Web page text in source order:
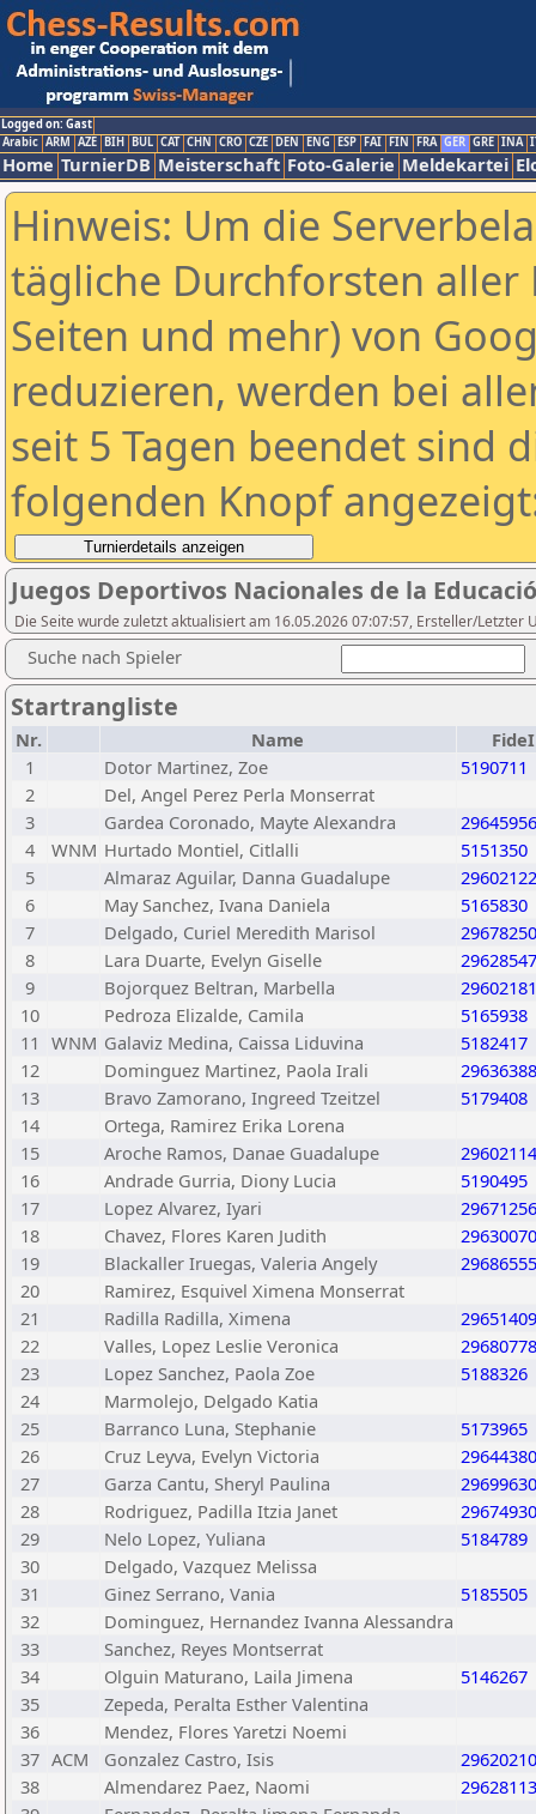
Logged on: Gast
Arabic ARM AZE BIH BUL CAT CHN CRO CZE DEN ENG ESP FAI FIN FRA GER GRE INA
Home TurnierDB Meisterschaft Foto-Galerie Meldekartei
Hinweis: Um die
tägliche Durchforsten aller
Seiten und mehr) von
reduzieren, werden bei
seit 5 Tagen beendet sind
folgenden Knopf
Juegos Deportivos Nacionales de la
Die Seite wurde zuletzt aktualisiert am 16.05.2026 07:07:57, Ersteller/Letzter
Suche nach Spieler
Startrangliste
Nr. Name
1
Dotor Martinez, Zoe
5190711
2
Del, Angel Perez Perla Monserrat
3
Gardea Coronado, Mayte Alexandra
29645956
4
WNM Hurtado Montiel, Citlalli
5151350
5
Almaraz Aguilar, Danna Guadalupe
29602122
6
May Sanchez, Ivana Daniela
5165830
7
Delgado, Curiel Meredith Marisol
29678250
8
Lara Duarte, Evelyn Giselle
29628547
9
Bojorquez Beltran, Marbella
29602181
10
Pedroza Elizalde, Camila
5165938
11 WNM Galaviz Medina, Caissa Liduvina
5182417
12
Dominguez Martinez, Paola Irali
29636388
13
Bravo Zamorano, Ingreed Tzeitzel
5179408
14
Ortega, Ramirez Erika Lorena
15
Aroche Ramos, Danae Guadalupe
29602114
16
Andrade Gurria, Diony Lucia
5190495
17
Lopez Alvarez, Iyari
29671256
18
Chavez, Flores Karen Judith
29630070
19
Blackaller Iruegas, Valeria Angely
29686555
20
Ramirez, Esquivel Ximena Monserrat
21
Radilla Radilla, Ximena
29651409
22
Valles, Lopez Leslie Veronica
29680778
23
Lopez Sanchez, Paola Zoe
5188326
24
Marmolejo, Delgado Katia
25
Barranco Luna, Stephanie
5173965
26
Cruz Leyva, Evelyn Victoria
29644380
27
Garza Cantu, Sheryl Paulina
29699630
28
Rodriguez, Padilla Itzia Janet
29674930
29
Nelo Lopez, Yuliana
5184789
30
Delgado, Vazquez Melissa
31
Ginez Serrano, Vania
5185505
32
Dominguez, Hernandez Ivanna Alessandra
33
Sanchez, Reyes Montserrat
34
Olguin Maturano, Laila Jimena
5146267
35
Zepeda, Peralta Esther Valentina
36
Mendez, Flores Yaretzi Noemi
37 ACM Gonzalez Castro, Isis
29620210
38
Almendarez Paez, Naomi
29628113